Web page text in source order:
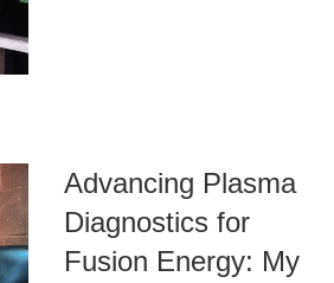
Advancing Plasma
Diagnostics for
Fusion Energy: My